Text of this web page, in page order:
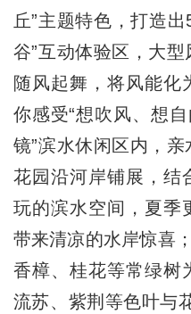
丘”主题特色，打造
谷”互动体验区，大
随风起舞，将风能化
你感受“想吹风、想
镜”滨水休闲区内，
花园沿河岸铺展，结
玩的滨水空间，夏季
带来清凉的水岸惊喜
香樟、桂花等常绿树
流苏、紫荆等色叶与